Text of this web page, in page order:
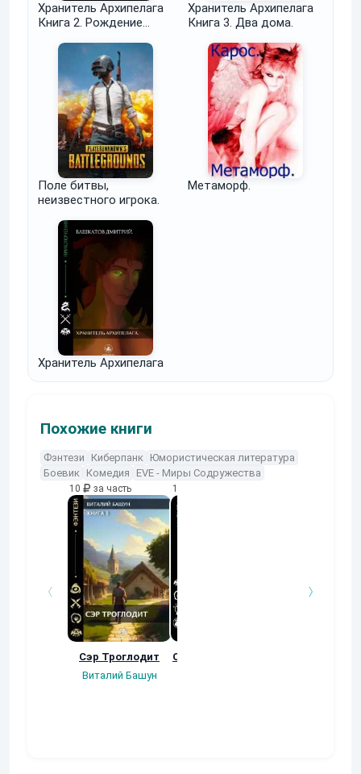
Хранитель Архипелага
Книга 2. Рождение
Хранитель Архипелага
Книга 3. Два дома.
Поле битвы,
неизвестного игрока.
Метаморф.
Хранитель Архипелага
Похожие книги
Фэнтези Киберпанк Юмористическая литература
Боевик Комедия EVE - Миры Содружества
10 за часть
Сэр Троглодит
Виталий Башун
10
Осколки прошлого